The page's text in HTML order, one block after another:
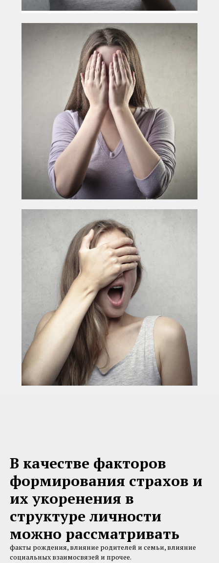
В качестве факторов
формирования страхов и
их укоренения в
структуре личности
можно рассматривать
факты рождения, влияние родителей и семьи, влияние
социальных взаимосвязей и прочее.